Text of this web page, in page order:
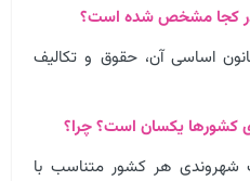
اساسی آن، حقوق و تکالیف
شهروندی هر کشور متناسب با